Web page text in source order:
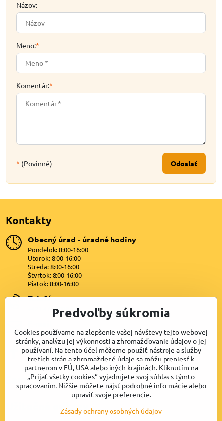
Názov:
Meno:*
Komentár:*
* (Povinné) Odoslať
Kontakty
Obecný úrad - úradné hodiny
Pondelok: 8:00-16:00
Utorok: 8:00-16:00
Streda: 8:00-16:00
Štvrtok: 8:00-16:00
Piatok: 8:00-16:00
Telefón
+421 47 4399872
lipovany@dkn.sk
Facebook
Samospráva
Užitočné odkazy
Predvoľby súkromia
Cookies používame na zlepšenie vašej návštevy tejto webovej
stránky, analýzu jej výkonnosti a zhromažďovanie údajov o jej
používaní. Na tento účel môžeme použiť nástroje a služby
tretích strán a zhromaždené údaje sa môžu preniesť k
partnerom v EÚ, USA alebo iných krajinách. Kliknutím na
„Prijať všetky cookies“ vyjadrujete svoj súhlas s týmto
spracovaním. Nižšie môžete nájsť podrobné informácie alebo
upraviť svoje preferencie.
Zásady ochrany osobných údajov